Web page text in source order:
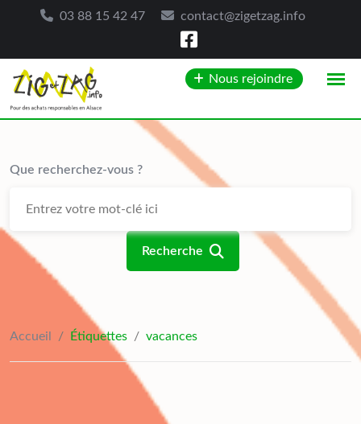
03 88 15 42 47 contact@zigetzag.info
content
Nous rejoindre
Que recherchez-vous ?
Recherche
Accueil / Étiquettes / vacances